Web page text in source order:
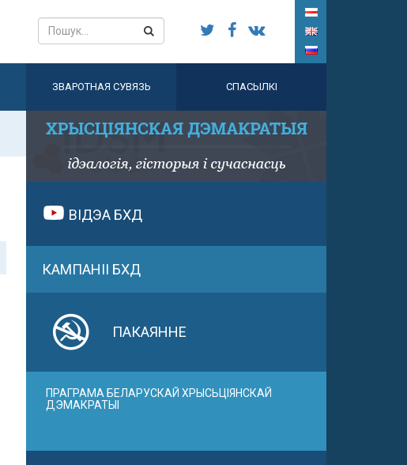
ЗВАРОТНАЯ СУВЯЗЬ СПАСЫЛКІ
ВІДЭА БХД
КАМПАНІІ БХД
ПАКАЯННЕ
ПРАГРАМА БЕЛАРУСКАЙ ХРЫСЬЦІЯНСКАЙ
ДЭМАКРАТЫІ